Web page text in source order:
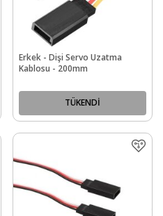
Erkek - Dişi Servo Uzatma
Kablosu - 200mm
TÜKENDİ